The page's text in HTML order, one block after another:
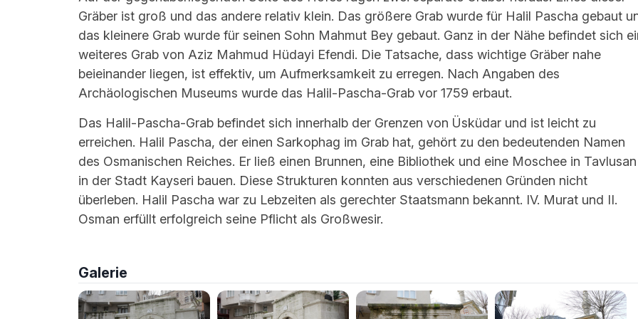
Gräber ist groß und das andere relativ klein. Das größere Grab wurde für Halil Pascha gebaut
das kleinere Grab wurde für seinen Sohn Mahmut Bey gebaut. Ganz in der Nähe befindet sich
weiteres Grab von Aziz Mahmud Hüdayi Efendi. Die Tatsache, dass wichtige Gräber nahe
beieinander liegen, ist effektiv, um Aufmerksamkeit zu erregen. Nach Angaben des
Archäologischen Museums wurde das Halil-Pascha-Grab vor 1759 erbaut.
Das Halil-Pascha-Grab befindet sich innerhalb der Grenzen von Üsküdar und ist leicht zu
erreichen. Halil Pascha, der einen Sarkophag im Grab hat, gehört zu den bedeutenden Namen
des Osmanischen Reiches. Er ließ einen Brunnen, eine Bibliothek und eine Moschee in Tavlusan
in der Stadt Kayseri bauen. Diese Strukturen konnten aus verschiedenen Gründen nicht
überleben. Halil Pascha war zu Lebzeiten als gerechter Staatsmann bekannt. IV. Murat und II.
Osman erfüllt erfolgreich seine Pflicht als Großwesir.
Galerie